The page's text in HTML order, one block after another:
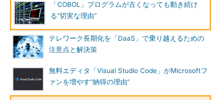
「COBOL」プログラムが古くなっても動き続け
る“切実な理由”
テレワーク長期化を「DaaS」で乗り越えるための
注意点と解決策
無料エディタ「Visual Studio Code」がMicrosoftフ
ァンを増やす“納得の理由”